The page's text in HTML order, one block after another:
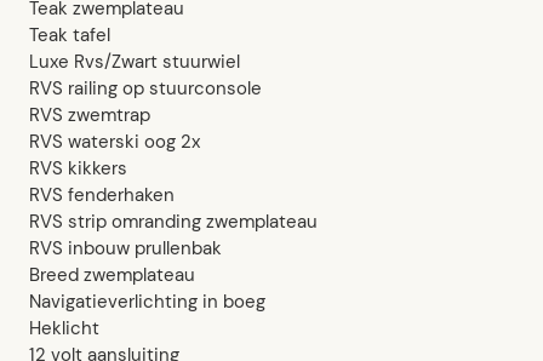
Teak zwemplateau
Teak tafel
Luxe Rvs/Zwart stuurwiel
RVS railing op stuurconsole
RVS zwemtrap
RVS waterski oog 2x
RVS kikkers
RVS fenderhaken
RVS strip omranding zwemplateau
RVS inbouw prullenbak
Breed zwemplateau
Navigatieverlichting in boeg
Heklicht
12 volt aansluiting